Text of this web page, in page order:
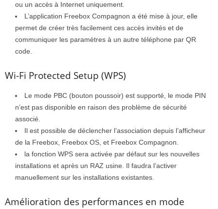
ou un accès à Internet uniquement.
L’application Freebox Compagnon a été mise à jour, elle
permet de créer très facilement ces accès invités et de
communiquer les paramètres à un autre téléphone par QR
code.
Wi-Fi Protected Setup (WPS)
Le mode PBC (bouton poussoir) est supporté, le mode PIN
n’est pas disponible en raison des problème de sécurité
associé.
Il est possible de déclencher l’association depuis l’afficheur
de la Freebox, Freebox OS, et Freebox Compagnon.
la fonction WPS sera activée par défaut sur les nouvelles
installations et après un RAZ usine. Il faudra l’activer
manuellement sur les installations existantes.
Amélioration des performances en mode